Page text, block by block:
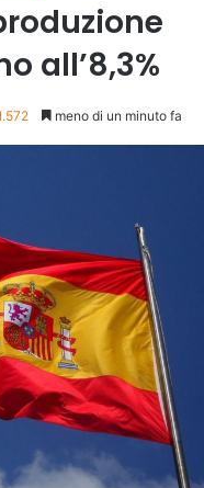
all’8,3%
meno di un minuto fa